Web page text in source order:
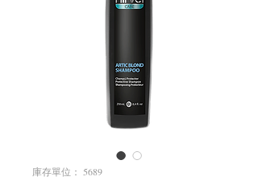
庫存單位： 5689